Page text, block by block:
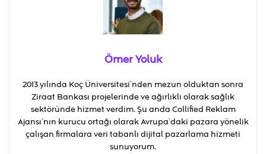
Ömer Yoluk
2013 yılında Koç Üniversitesi’nden mezun olduktan sonra
Ziraat Bankası projelerinde ve ağırlıklı olarak sağlık
sektöründe hizmet verdim. Şu anda Collified Reklam
Ajansı’nın kurucu ortağı olarak Avrupa’daki pazara yönelik
çalışan firmalara veri tabanlı dijital pazarlama hizmeti
sunuyorum.